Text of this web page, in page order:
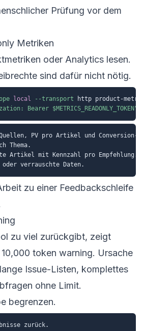
Prüfung vor dem
Metriken
oder Analytics lesen.
sind dafür nicht nötig.
local --transport http product-
Bearer $METRICS_READONLY_TOKEN "
PV pro Artikel und Conversion-
Thema.
Artikel mit Kennzahl pro Empfehlung.
zu einer Feedbackschleife
zu viel zurückgibt, zeigt
token warning. Ursache
Issue-Listen, komplettes
ohne Limit.
begrenzen.
zurück.